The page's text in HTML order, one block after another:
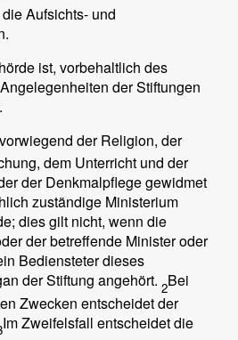
Aufsichts- und
ist, vorbehaltlich des
der Stiftungen
der Religion, der
dem Unterricht und der
der Denkmalpflege gewidmet
zuständige Ministerium
dies gilt nicht, wenn die
der betreffende Minister oder
Bediensteter dieses
der Stiftung angehört. 2Bei
Zwecken entscheidet der
Im Zweifelsfall entscheidet die